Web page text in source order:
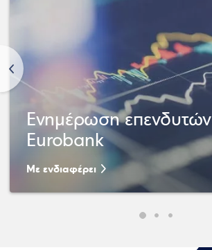
<
Ενημέρωση επενδυτών
Eurobank
Με ενδιαφέρει